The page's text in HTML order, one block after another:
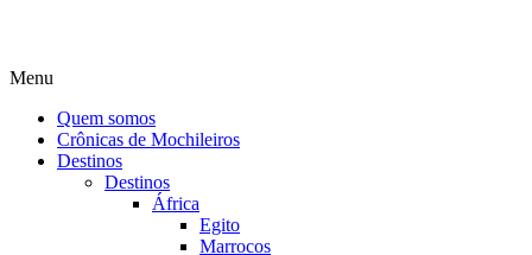
Menu
Quem somos
Crônicas de Mochileiros
Destinos
Destinos
África
Egito
Marrocos